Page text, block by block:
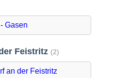
Gasen
Feistritz (2)
an der Feistritz